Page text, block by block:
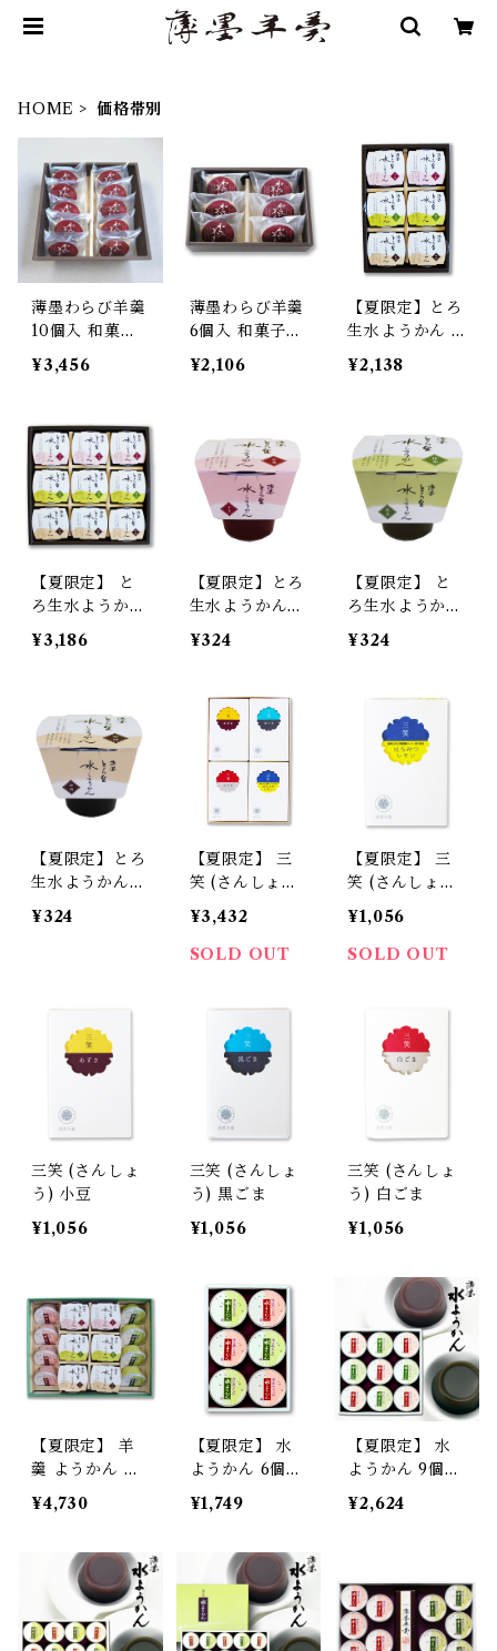
HOME 価格帯別
薄墨わらび羊羹
10個入 和菓子
デザート ご贈
答 ギフト プレ
御歳暮
¥3,456
薄墨わらび羊羹
6個入 和菓子
デザート ご贈
答 ギフト プレ
¥2,106
【夏限定】とろ
生水ようかん 6
個入 詰合せ
【季節限定/期
¥2,138
【夏限定】 と
ろ生水ようかん
9個入 詰合せ
【季節限定/期
¥3,186
【夏限定】とろ
生水ようかん
小豆 単品
【季節限定/期
¥324
【夏限定】 と
ろ生水ようか
ん 抹茶 (まっ
ちゃ) 単品 【季
定】
¥324
【夏限定】とろ
生水ようかん
珈琲 (コーヒー)
単品 【季節限
¥324
【夏限定】 三
笑 (さんしょう)
４本入り 詰合
せ 【定番3種／
期間限定はちみ
¥3,432
SOLD OUT
【夏限定】 三
笑 (さんしょう)
はちみつレモン
単品 【季節限
定/期間限定】
¥1,056
SOLD OUT
三笑 (さんしょ
う) 小豆
¥1,056
三笑 (さんしょ
う) 黒ごま
¥1,056
三笑 (さんしょ
う) 白ごま
¥1,056
【夏限定】 羊
羹 ようかん 薄
墨羊羹 水よう
かん とろ生水
フト セット 贈
り物 贈答品 お
中元 御中元 プ
レゼント 【季
¥4,730
【夏限定】 水
ようかん 6個
セット 【季節
限定/期間限
¥1,749
【夏限定】 水
ようかん 9個
セット 【季節
限定/期間限
¥2,624